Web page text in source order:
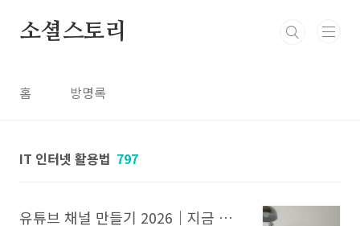
소셜스토리
홈 방명록
IT 인터넷 활용법 797
유튜브 채널 만들기 2026｜지금 시작하는 사람들이 꼭 알아야 할 핵심 전략